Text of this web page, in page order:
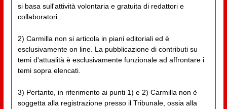
si basa sull'attività volontaria e gratuita di redattori e
collaboratori.
2) Carmilla non si articola in piani editoriali ed è
esclusivamente on line. La pubblicazione di contributi su
temi d'attualità è esclusivamente funzionale ad affrontare i
temi sopra elencati.
3) Pertanto, in riferimento ai punti 1) e 2) Carmilla non è
soggetta alla registrazione presso il Tribunale, ossia alla